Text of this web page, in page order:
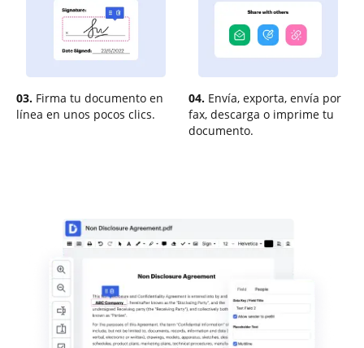
03. Firma tu documento en
línea en unos pocos clics.
04. Envía, exporta, envía por
fax, descarga o imprime tu
documento.